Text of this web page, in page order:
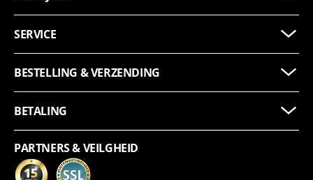
SERVICE
BESTELLING & VERZENDING
BETALING
PARTNERS & VEILGHEID